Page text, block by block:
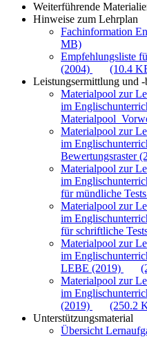
Weiterführende
Hinweise zum Lehrplan
Fachinformation
MB)
Empfehlungsliste
(2004)
(10.4
Leistungsermittlung und
Materialpool zur
im
Materialpool zur
im
Bewertungsraster
Materialpool zur
im
für mündliche
Materialpool zur
im
für schriftliche
Materialpool zur
im
LEBE (2019)
Materialpool zur
im
(2019)
(250.2
Unterstützungsmaterial
Übersicht